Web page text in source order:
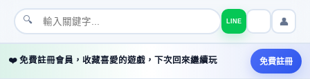
🔍 LINE 👤
❤️ 免費註冊會員，收藏喜愛的遊戲，下次回來繼續玩 免費註冊